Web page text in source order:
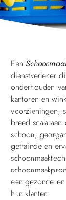
Een
dienstverlener
onderhouden
kantoren en
voorzieningen,
breed scala
schoon,
getrainde en
een gezonde
hun klanten.